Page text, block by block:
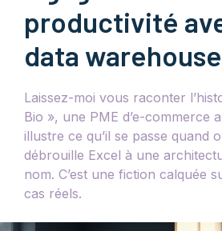
productivité
data warehouse
Laissez-moi vous raconter
Bio », une PME d’e-commerce
illustre ce qu’il se passe quand
débrouille Excel à une
nom. C’est une fiction calquée
cas réels.